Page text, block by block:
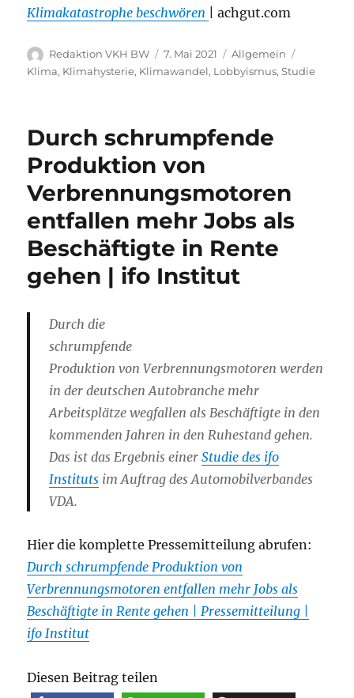
Klimakatastrophe beschwören
| achgut.com
Autor
Redaktion VKH BW
Veröffentlicht
am
7. Mai 2021 Kategorien
Allgemein
Klima, Klimahysterie, Klimawandel, Lobbyismus,Studie
Durch schrumpfende
Produktion von
Verbrennungsmotoren
entfallen mehr Jobs als
Beschäftigte in Rente
gehen | ifo Institut
Durch die
schrumpfende
Produktion von Verbrennungsmotoren werden
in der deutschen Autobranche mehr
Arbeitsplätze wegfallen als Beschäftigte in den
kommenden Jahren in den Ruhestand gehen.
Das ist das Ergebnis einerStudie des ifo
Instituts im Auftrag des Automobilverbandes
VDA.
Hier die komplette Pressemitteilung abrufen:
Durch schrumpfende Produktion von
Verbrennungsmotoren entfallen mehr Jobs als
Beschäftigte in Rente gehen | Pressemitteilung |
ifo Institut
Diesen Beitrag teilen